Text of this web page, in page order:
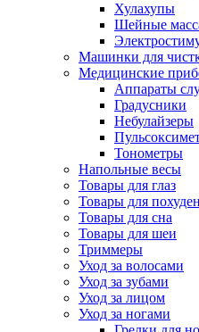
Хулахупы
Шейные
Машинки для
Медицинские
Аппараты
Градусники
Небулайзеры
Тонометры
Напольные весы
Товары для глаз
Товары для
Товары для сна
Товары для шеи
Триммеры
Уход за волосами
Уход за зубами
Уход за лицом
Уход за ногами